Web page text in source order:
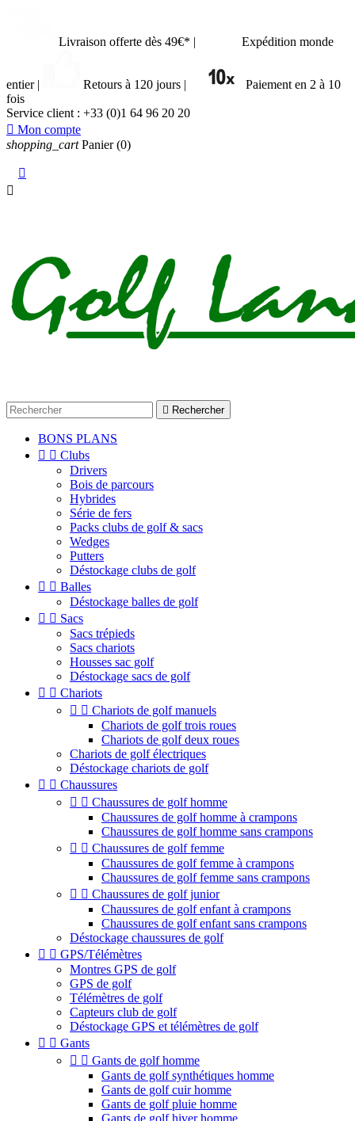
Livraison offerte dès 49€* | Expédition monde
entier | Retours à 120 jours |
Paiement en 2 à 10
fois
Service client : +33 (0)1 64 96 20 20
 Mon compte
shopping_cart Panier (0)


 Rechercher
BONS PLANS
  Clubs
Drivers
Bois de parcours
Hybrides
Série de fers
Packs clubs de golf & sacs
Wedges
Putters
Déstockage clubs de golf
  Balles
Déstockage balles de golf
  Sacs
Sacs trépieds
Sacs chariots
Housses sac golf
Déstockage sacs de golf
  Chariots
  Chariots de golf manuels
Chariots de golf trois roues
Chariots de golf deux roues
Chariots de golf électriques
Déstockage chariots de golf
  Chaussures
  Chaussures de golf homme
Chaussures de golf homme à crampons
Chaussures de golf homme sans crampons
  Chaussures de golf femme
Chaussures de golf femme à crampons
Chaussures de golf femme sans crampons
  Chaussures de golf junior
Chaussures de golf enfant à crampons
Chaussures de golf enfant sans crampons
Déstockage chaussures de golf
  GPS/Télémètres
Montres GPS de golf
GPS de golf
Télémètres de golf
Capteurs club de golf
Déstockage GPS et télémètres de golf
  Gants
  Gants de golf homme
Gants de golf synthétiques homme
Gants de golf cuir homme
Gants de golf pluie homme
Gants de golf hiver homme